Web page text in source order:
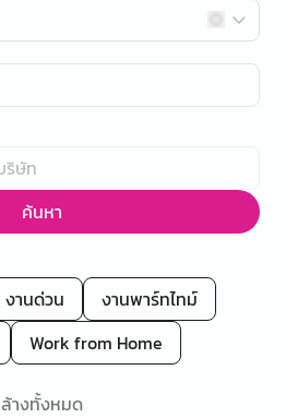
ค้นหา
งานด่วน
งานพาร์ทไทม์
Work from Home
ล้างทั้งหมด